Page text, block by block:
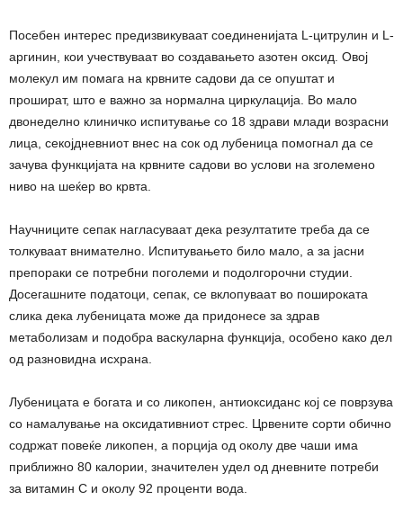
Посебен интерес предизвикуваат соединенијата L-цитрулин и L-
аргинин, кои учествуваат во создавањето азотен оксид. Овој
молекул им помага на крвните садови да се опуштат и
прошират, што е важно за нормална циркулација. Во мало
двонеделно клиничко испитување со 18 здрави млади возрасни
лица, секојдневниот внес на сок од лубеница помогнал да се
зачува функцијата на крвните садови во услови на зголемено
ниво на шеќер во крвта.
Научниците сепак нагласуваат дека резултатите треба да се
толкуваат внимателно. Испитувањето било мало, а за јасни
препораки се потребни поголеми и подолгорочни студии.
Досегашните податоци, сепак, се вклопуваат во пошироката
слика дека лубеницата може да придонесе за здрав
метаболизам и подобра васкуларна функција, особено како дел
од разновидна исхрана.
Лубеницата е богата и со ликопен, антиоксиданс кој се поврзува
со намалување на оксидативниот стрес. Црвените сорти обично
содржат повеќе ликопен, а порција од околу две чаши има
приближно 80 калории, значителен удел од дневните потреби
за витамин C и околу 92 проценти вода.